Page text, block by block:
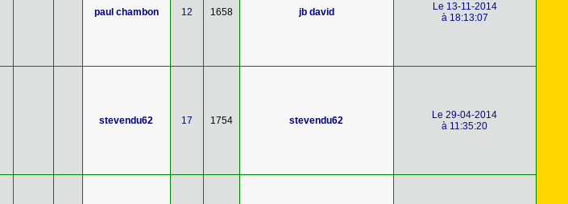
paul chambon 12 1658 jb david
Le 13-11-2014
à 18:13:07
stevendu62 17 1754 stevendu62
Le 29-04-2014
à 11:35:20